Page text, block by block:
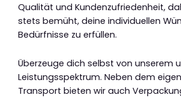
Qualität und Kundenzufriedenheit,
stets bemüht, deine individuellen
Bedürfnisse zu erfüllen.
Überzeuge dich selbst von unserem
Leistungsspektrum. Neben dem
Transport bieten wir auch